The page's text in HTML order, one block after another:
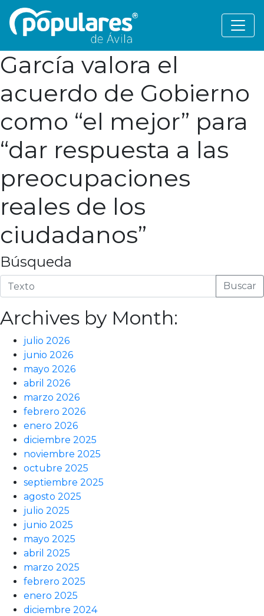
García valora el
acuerdo de Gobierno
como “el mejor” para
“dar respuesta a las
preocupaciones
reales de los
ciudadanos”
Búsqueda
Buscar
Archives by Month:
julio 2026
junio 2026
mayo 2026
abril 2026
marzo 2026
febrero 2026
enero 2026
diciembre 2025
noviembre 2025
octubre 2025
septiembre 2025
agosto 2025
julio 2025
junio 2025
mayo 2025
abril 2025
marzo 2025
febrero 2025
enero 2025
diciembre 2024